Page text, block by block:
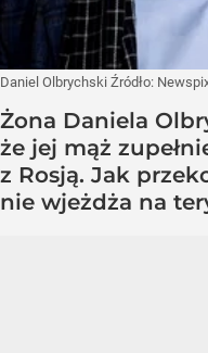
Daniel Olbrychski Źródło:
Żona Daniela
że jej mąż
z Rosją. Jak
nie wjeżdża na